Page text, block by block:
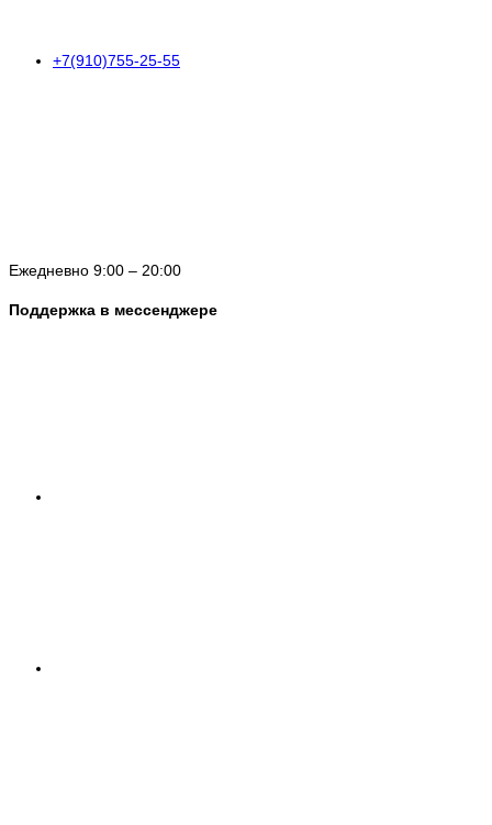
+7(910)755-25-55
Ежедневно 9:00 – 20:00
Поддержка в мессенджере